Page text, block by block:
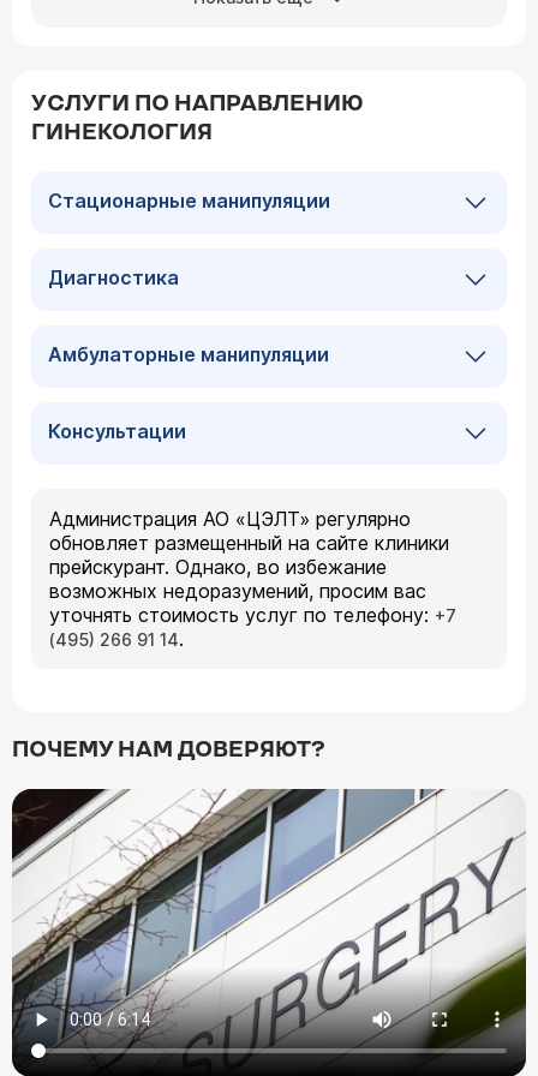
УСЛУГИ ПО НАПРАВЛЕНИЮ
ГИНЕКОЛОГИЯ
Стационарные манипуляции
Диагностика
Амбулаторные манипуляции
Консультации
Администрация АО «ЦЭЛТ» регулярно
обновляет размещенный на сайте клиники
прейскурант. Однако, во избежание
возможных недоразумений, просим вас
уточнять стоимость услуг по телефону: +7
(495) 266 91 14.
ПОЧЕМУ НАМ ДОВЕРЯЮТ?